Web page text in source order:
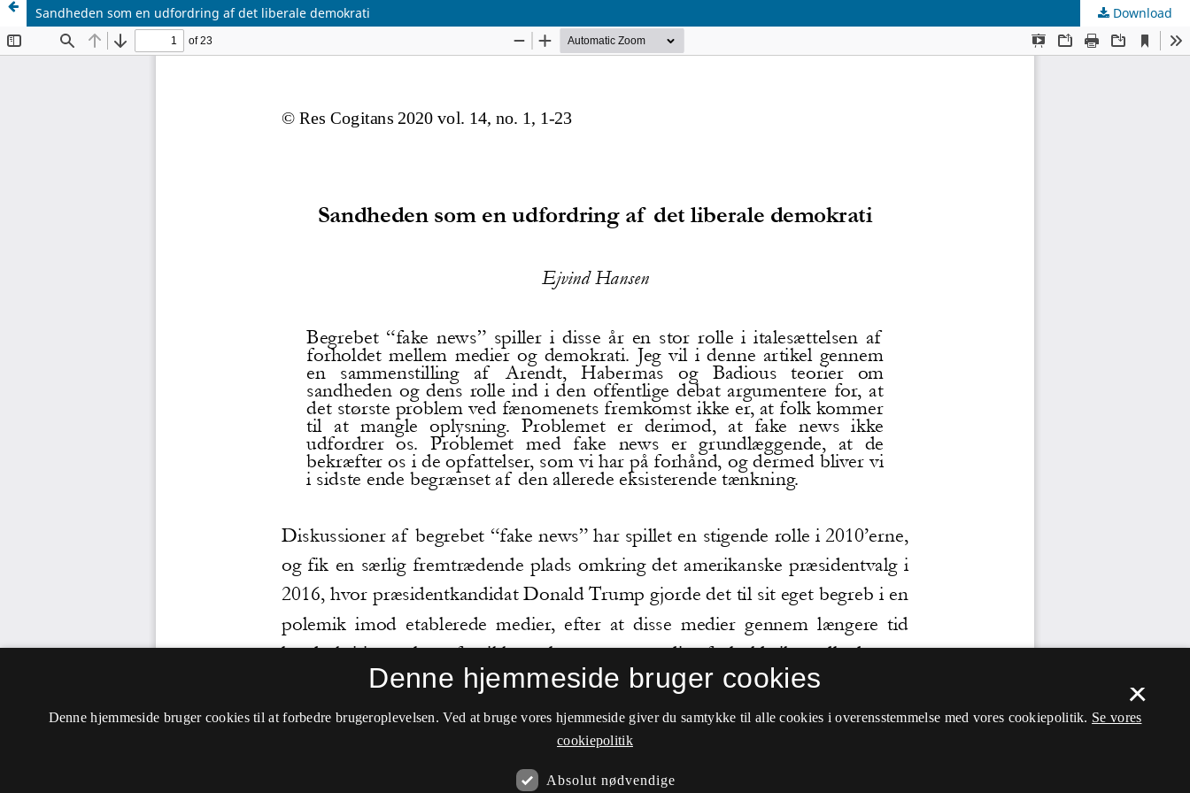
Sandheden som en udfordring af det liberale demokrati Download
×
Denne hjemmeside bruger cookies
Denne hjemmeside bruger cookies til at forbedre brugeroplevelsen. Ved at bruge vores hjemmeside giver du samtykke til alle cookies i overensstemmelse med vores cookiepolitik. Se vores
cookiepolitik
Absolut nødvendige